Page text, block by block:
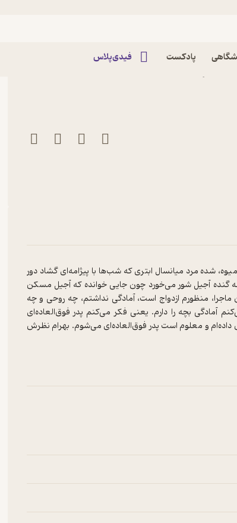
پادکست فیدی‌پلاس
شده مرد میانسال ابتری که شب‌ها با پیژامه‌ای گشاد دور
گنده آجیل شور می‌خورد چون جایی خوانده که آجیل مسکن
منظورم ازدواج است، آمادگی نداشتم، چه روحی و چه
از 30 به این طرف، احساس می‌کنم آمادگی بچه را دارم. یعنی فکر می‌کنم پدر فوق‌العاده‌ای
داده‌ام و معلوم است پدر فوق‌العاده‌ای می‌شوم. بهرام نظرش